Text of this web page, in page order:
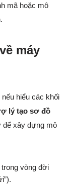
mã hoặc mô
máy
hiểu các khối
lý tạo sơ đồ
để xây dựng mô
vòng đời